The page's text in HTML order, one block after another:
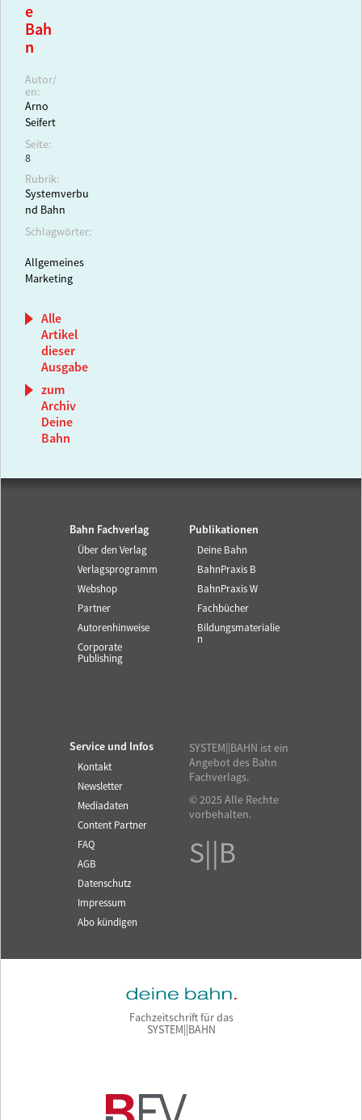
e
Bah
n
Autor/
en:
Arno
Seifert
Seite:
8
Rubrik:
Systemverbu
nd Bahn
Schlagwörter:
Allgemeines
Marketing
Alle
Artikel
dieser
Ausgabe
zum
Archiv
Deine
Bahn
Bahn Fachverlag
Über den Verlag
Verlagsprogramm
Webshop
Partner
Autorenhinweise
Corporate
Publishing
Publikationen
Deine Bahn
BahnPraxis B
BahnPraxis W
Fachbücher
Bildungsmaterialie
n
Service und Infos
Kontakt
Newsletter
Mediadaten
Content Partner
FAQ
AGB
Datenschutz
Impressum
Abo kündigen
SYSTEM||BAHN ist ein
Angebot des Bahn
Fachverlags.
© 2025 Alle Rechte
vorbehalten.
S||B
Fachzeitschrift für das
SYSTEM||BAHN